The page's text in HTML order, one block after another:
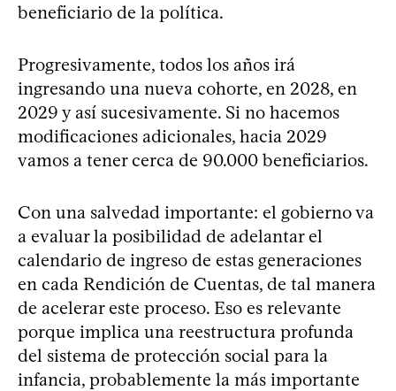
beneficiario de la política.
Progresivamente, todos los años irá
ingresando una nueva cohorte, en 2028, en
2029 y así sucesivamente. Si no hacemos
modificaciones adicionales, hacia 2029
vamos a tener cerca de 90.000 beneficiarios.
Con una salvedad importante: el gobierno va
a evaluar la posibilidad de adelantar el
calendario de ingreso de estas generaciones
en cada Rendición de Cuentas, de tal manera
de acelerar este proceso. Eso es relevante
porque implica una reestructura profunda
del sistema de protección social para la
infancia, probablemente la más importante